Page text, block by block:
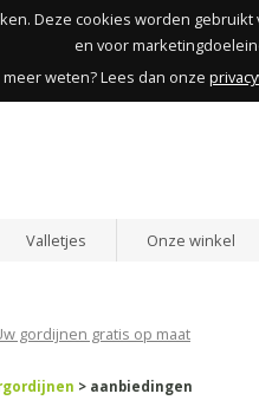
Deze cookies worden
en voor
meer weten? Lees dan onze
Valletjes Onze winkel
gordijnen gratis op maat
> aanbiedingen